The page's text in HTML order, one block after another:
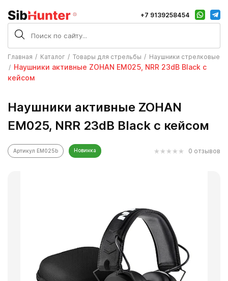
+7 9139258454
Главная Каталог Товары для стрельбы Наушники стрелковые
Наушники активные ZOHAN EM025, NRR 23dB Black с
кейсом
Наушники активные ZOHAN
EM025, NRR 23dB Black с кейсом
Артикул EM025b Новинка 0 отзывов